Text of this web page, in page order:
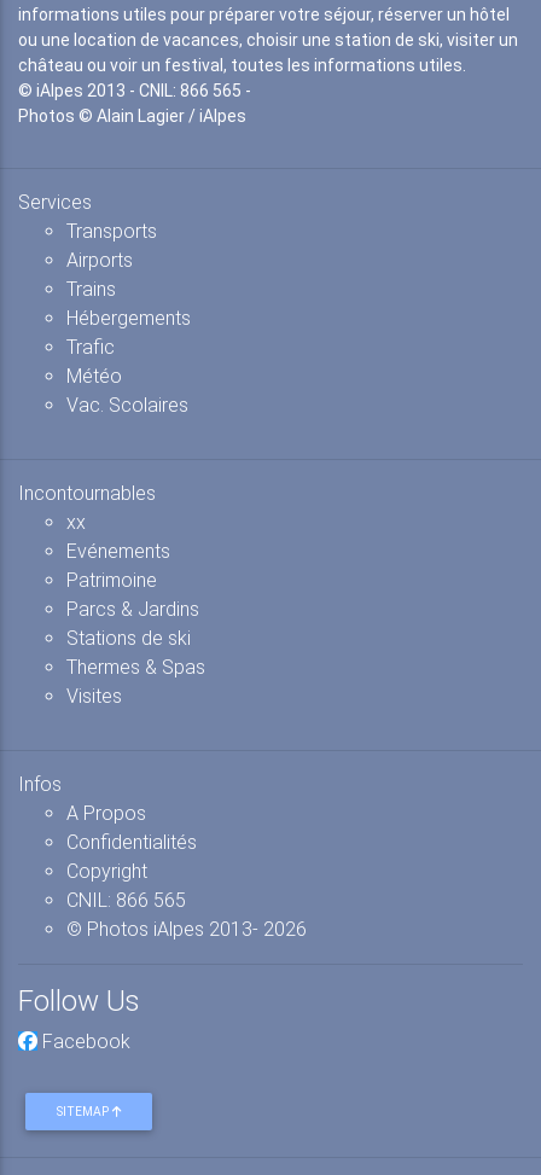
informations utiles pour préparer votre séjour, réserver un hôtel
ou une location de vacances, choisir une station de ski, visiter un
château ou voir un festival, toutes les informations utiles.
© iAlpes 2013 - CNIL: 866 565 -
Photos © Alain Lagier / iAlpes
Services
Transports
Airports
Trains
Hébergements
Trafic
Météo
Vac. Scolaires
Incontournables
xx
Evénements
Patrimoine
Parcs & Jardins
Stations de ski
Thermes & Spas
Visites
Infos
A Propos
Confidentialités
Copyright
CNIL: 866 565
© Photos iAlpes 2013- 2026
Follow Us
Facebook
SITEMAP